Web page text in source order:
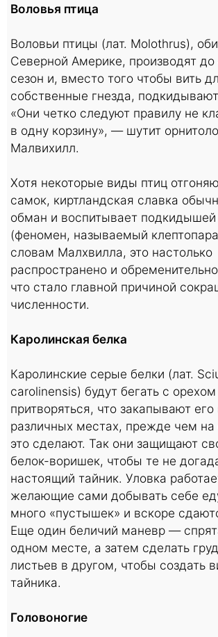
Воловья птица
Воловьи птицы (лат. Molothrus),
Северной Америке, производят
сезон и, вместо того чтобы вить
собственные гнезда,
«Они четко следуют правилу не
в одну корзину», — шутит
Малвихилл.
Хотя некоторые виды птиц
самок, киртландская славка
обман и воспитывает
(феномен, называемый
словам Малхвилла, это настолько
распространено и
что стало главной причиной
численности.
Каролинская белка
Каролинские серые белки (лат.
carolinensis) будут бегать с орехом
притворяться, что закапывают
различных местах, прежде чем
это сделают. Так они защищают
белок-воришек, чтобы те не
настоящий тайник. Уловка
желающие сами добывать себе
много «пустышек» и вскоре
Еще один беличий маневр —
одном месте, а затем сделать
листьев в другом, чтобы создать
тайника.
Головоногие